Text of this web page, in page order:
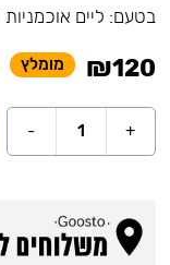
בטעם: ליים אוכמניות
₪120 מומלץ
+
1
-